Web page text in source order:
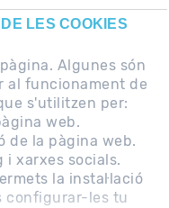
LES COOKIES
Algunes són
al funcionament de
s'utilitzen per:
web.
de la pàgina web.
xarxes socials.
la instal·lació
configurar-les tu